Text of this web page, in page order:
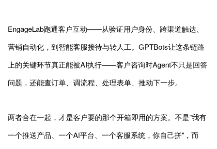
EngageLab跑通客户互动——从验证用户身份、跨渠道触达、
营销自动化，到智能客服接待与转人工。GPTBots让这条链路
上的关键环节真正能被AI执行——客户咨询时Agent不只是回答
问题，还能查订单、调流程、处理表单、推动下一步。
两者合在一起，才是客户要的那个开箱即用的方案。不是"我有
一个推送产品、一个AI平台、一个客服系统，你自己拼"，而